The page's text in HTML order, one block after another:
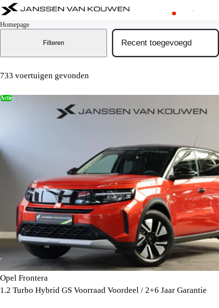
Homepage
733 voertuigen gevonden
Filteren
Actie
Opel Frontera
1.2 Turbo Hybrid GS Voorraad Voordeel / 2+6 Jaar Garantie